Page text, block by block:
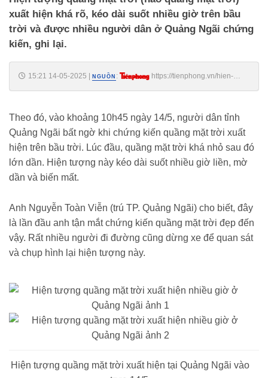
xuất hiện khá rõ, kéo dài suốt nhiều giờ trên bầu
trời và được nhiều người dân ở Quảng Ngãi chứng
kiến, ghi lại.
15:21 14-05-2025 NGUỒN :
https://tienphong.vn/hien-
Theo đó, vào khoảng 10h45 ngày 14/5, người dân tỉnh
Quảng Ngãi bất ngờ khi chứng kiến quầng mặt trời xuất
hiện trên bầu trời. Lúc đầu, quầng mặt trời khá nhỏ sau đó
lớn dần. Hiện tượng này kéo dài suốt nhiều giờ liền, mờ
dần và biến mất.
Anh Nguyễn Toàn Viễn (trú TP. Quảng Ngãi) cho biết, đây
là lần đầu anh tận mắt chứng kiến quầng mặt trời đẹp đến
vậy. Rất nhiều người đi đường cũng dừng xe để quan sát
và chụp hình lại hiện tượng này.
Hiện tượng quầng mặt trời xuất hiện tại Quảng Ngãi vào